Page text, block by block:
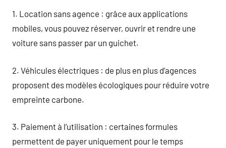
1. Location sans agence : grâce aux applications
mobiles, vous pouvez réserver, ouvrir et rendre une
voiture sans passer par un guichet.
2. Véhicules électriques : de plus en plus d’agences
proposent des modèles écologiques pour réduire votre
empreinte carbone.
3. Paiement à l’utilisation : certaines formules
permettent de payer uniquement pour le temps